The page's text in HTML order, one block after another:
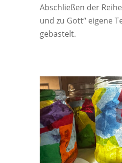
Abschließen der
und zu Gott“ eigene
gebastelt.